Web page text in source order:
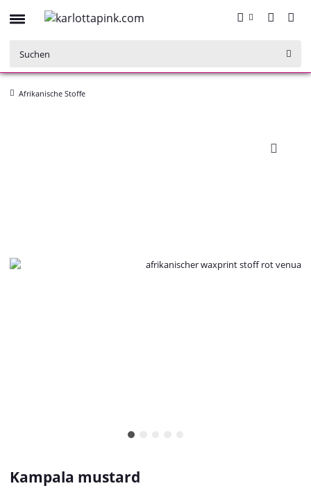
Afrikanische Stoffe
Kampala mustard